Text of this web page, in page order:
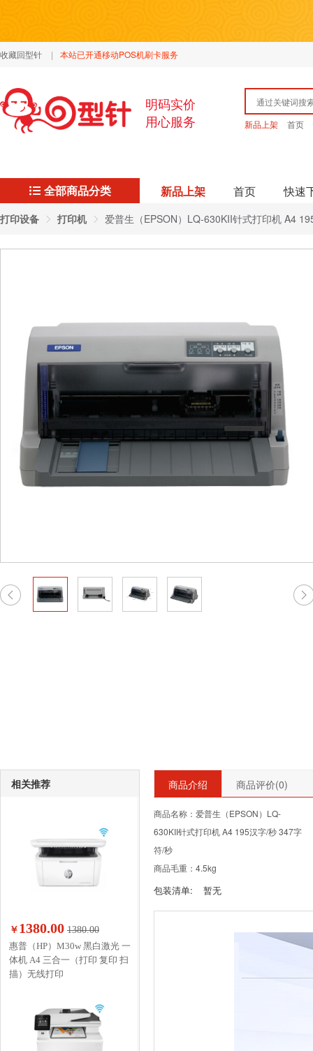
收藏回型针 | 本站已开通移动POS机刷卡服务
明码实价
用心服务
新品上架 首页
全部商品分类 新品上架 首页 快速
打印设备 打印机 爱普生（EPSON）LQ-630KII针式打印机 A4
相关推荐
￥ 1380.00 1380.00
惠普（HP）M30w 黑白激光 一
体机 A4 三合一（打印 复印 扫
描）无线打印
商品介绍 商品评价(0)
商品名称：爱普生（EPSON）LQ-
630KII针式打印机 A4 195汉字/秒 347字
符/秒
商品毛重：4.5kg
包装清单: 暂无